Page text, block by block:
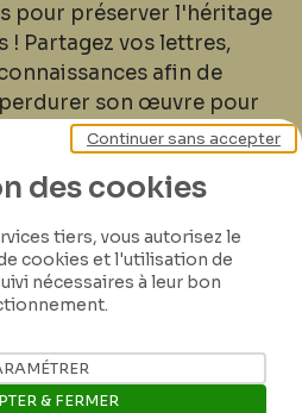
pour préserver l'héritage
! Partagez vos lettres,
afin de
son œuvre pour
futures.
des cookies
tiers, vous autorisez le
cookies et l'utilisation de
nécessaires à leur bon
Continuer sans accepter
& FERMER